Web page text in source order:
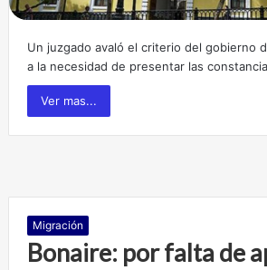
Un juzgado avaló el criterio del gobierno
a la necesidad de presentar las
Ver mas...
Migración
Bonaire: por falta de